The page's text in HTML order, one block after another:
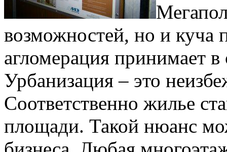
возможностей, но и куча
агломерация принимает
Урбанизация – это
Соответственно жилье
площади. Такой нюанс